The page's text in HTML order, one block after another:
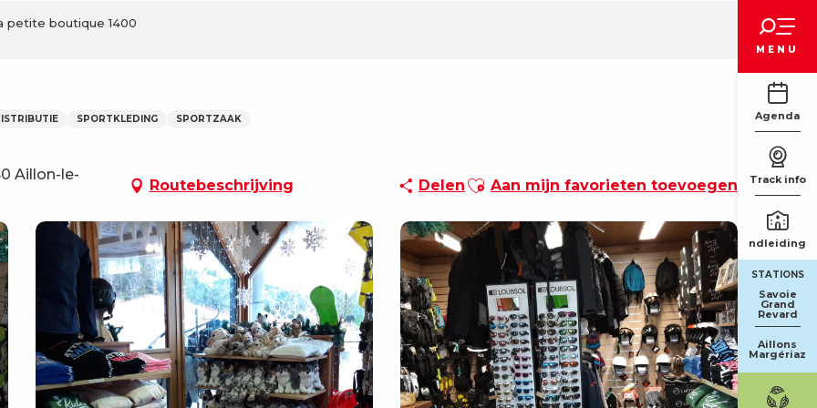
MENU
Agenda
Track info
STATIONS
Savoie
Grand
Revard
Aillons
Margériaz
petite boutique 1400
SPORTKLEDING SPORTZAAK
Aillon-le-
Routebeschrijving Delen Ajouter aux favoris
Aan mijn favorieten toevoegen